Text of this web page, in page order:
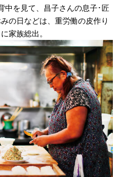
中を見て、昌子さんの息子･匠
の日などは、重労働の皮作り
家族総出。